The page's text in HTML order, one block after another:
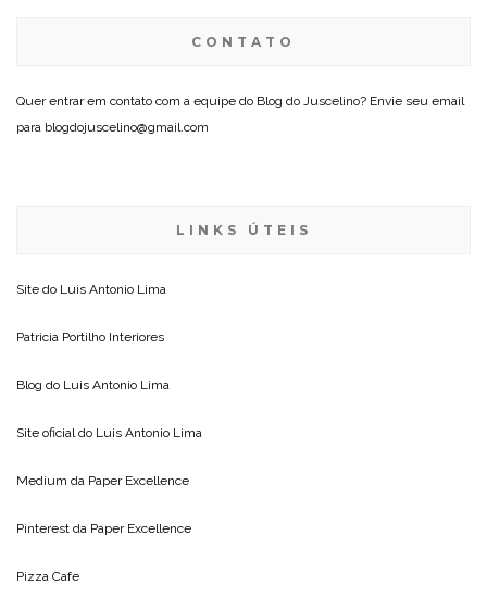
CONTATO
Quer entrar em contato com a equipe do Blog do Juscelino? Envie seu email
para blogdojuscelino@gmail.com
LINKS ÚTEIS
Site do Luis Antonio Lima
Patricia Portilho Interiores
Blog do Luis Antonio Lima
Site oficial do Luis Antonio Lima
Medium da Paper Excellence
Pinterest da Paper Excellence
Pizza Cafe